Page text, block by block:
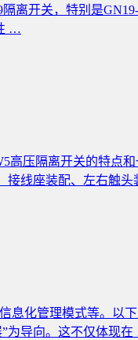
开关，特别是
…
压隔离开关的特点
接线座装配、左右触
息化管理模式等。以
为导向。这不仅体现